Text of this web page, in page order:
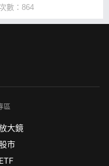
數：864
區
大鏡
市